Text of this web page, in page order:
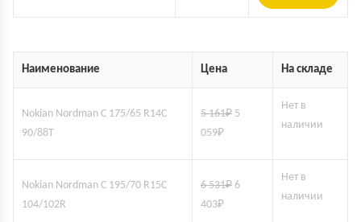
Наименование Цена На складе
Nokian Nordman C 175/65 R14C
90/88T
5 161₽ 5
059₽
Нет в
наличии
Nokian Nordman C 195/70 R15C
104/102R
6 531₽ 6
403₽
Нет в
наличии